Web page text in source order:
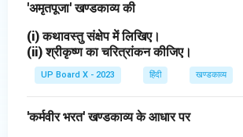
'अमृतपूजा' खण्डकाव्य की
(i) कथावस्तु संक्षेप में लिखिए।
(ii) श्रीकृष्ण का चरित्रांकन कीजिए।
UP Board X - 2023 हिंदी खण्डकाव्य
'कर्मवीर भरत' खण्डकाव्य के आधार पर